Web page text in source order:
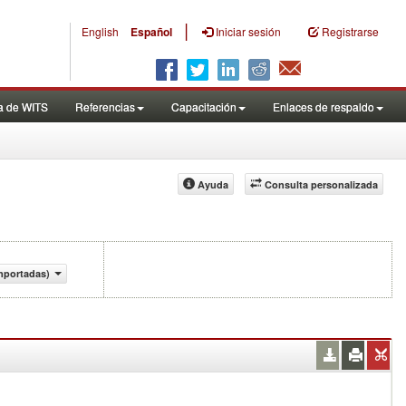
English Español | Iniciar sesión Registrarse
de WITS Referencias Capacitación Enlaces de respaldo
Consulta personalizada
Ayuda